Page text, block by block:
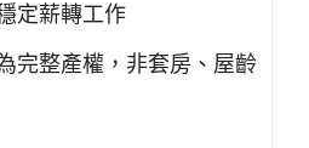
定薪轉工作
完整產權，非套房、屋齡